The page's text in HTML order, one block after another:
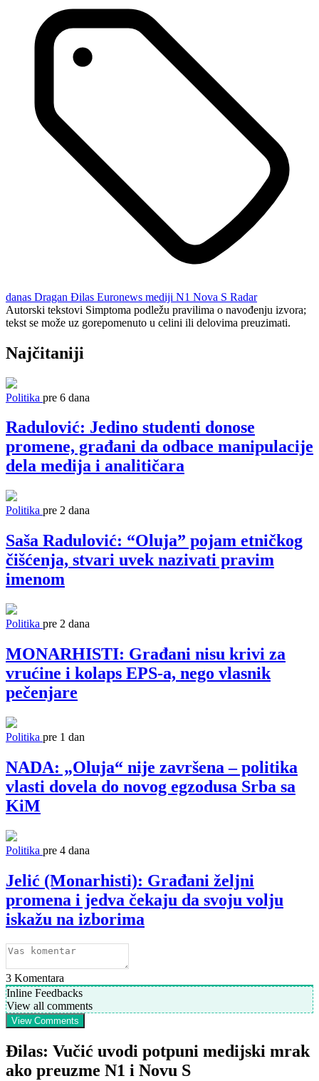
danas Dragan Đilas Euronews mediji N1 Nova S Radar
Autorski tekstovi Simptoma podležu pravilima o navođenju izvora;
tekst se može uz gorepomenuto u celini ili delovima preuzimati.
Najčitaniji
Politika pre 6 dana
Radulović: Jedino studenti donose
promene, građani da odbace manipulacije
dela medija i analitičara
Politika pre 2 dana
Saša Radulović: “Oluja” pojam etničkog
čišćenja, stvari uvek nazivati pravim
imenom
Politika pre 2 dana
MONARHISTI: Građani nisu krivi za
vrućine i kolaps EPS-a, nego vlasnik
pečenjare
Politika pre 1 dan
NADA: „Oluja“ nije završena – politika
vlasti dovela do novog egzodusa Srba sa
KiM
Politika pre 4 dana
Jelić (Monarhisti): Građani željni
promena i jedva čekaju da svoju volju
iskažu na izborima
3 Komentara
Inline Feedbacks
View all comments
View Comments
Đilas: Vučić uvodi potpuni medijski mrak
ako preuzme N1 i Novu S